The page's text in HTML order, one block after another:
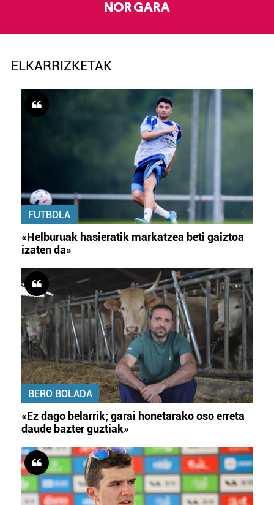
NOR GARA
ELKARRIZKETAK
FUTBOLA
«Helburuak hasieratik markatzea beti gaiztoa
izaten da»
BERO BOLADA
«Ez dago belarrik; garai honetarako oso erreta
daude bazter guztiak»